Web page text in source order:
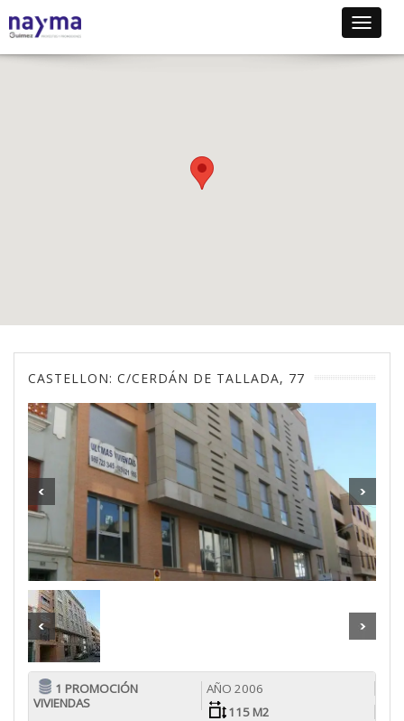
Toggle
CASTELLON: C/CERDÁN DE TALLADA, 77
1 PROMOCIÓN
VIVIENDAS
AÑO 2006
115 M2